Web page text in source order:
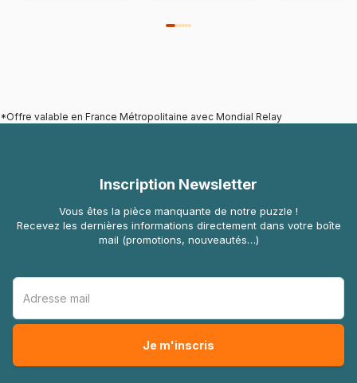
*Offre valable en France Métropolitaine avec Mondial Relay
Inscription Newsletter
Vous êtes la pièce manquante de notre puzzle !
Recevez les dernières informations directement dans votre boîte
mail (promotions, nouveautés…)